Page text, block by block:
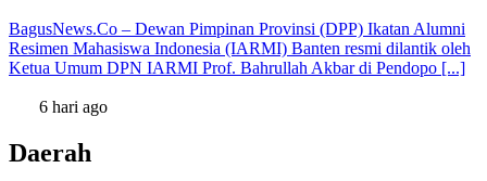
BagusNews.Co – Dewan Pimpinan Provinsi (DPP) Ikatan Alumni
Resimen Mahasiswa Indonesia (IARMI) Banten resmi dilantik oleh
Ketua Umum DPN IARMI Prof. Bahrullah Akbar di Pendopo [...]
6 hari ago
Daerah